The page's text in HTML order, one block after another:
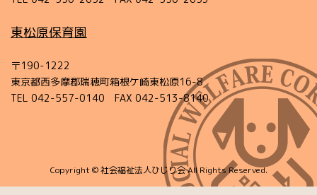
東松原保育園
〒190-1222
東京都西多摩郡瑞穂町箱根ケ崎東松原16-8
TEL 042-557-0140 FAX 042-513-8140
Copyright © 社会福祉法人ひじり会 All Rights Reserved.